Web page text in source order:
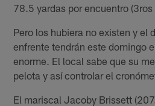
78.5 yardas por encuentro (3ros
Pero los hubiera no existen y el
enfrente tendrán este domingo
enorme. El local sabe que su
pelota y así controlar el
El mariscal Jacoby Brissett